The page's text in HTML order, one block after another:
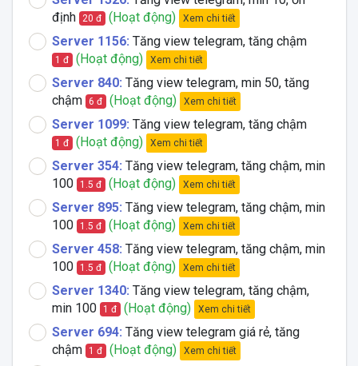
định
20 đ (Hoạt động) Xem chi tiết
Server 1156: Tăng view telegram, tăng chậm
1 đ (Hoạt động) Xem chi tiết
Server 840: Tăng view telegram, min 50, tăng
chậm
6 đ (Hoạt động) Xem chi tiết
Server 1099: Tăng view telegram, tăng chậm
1 đ (Hoạt động) Xem chi tiết
Server 354: Tăng view telegram, tăng chậm, min
100
1.5 đ (Hoạt động) Xem chi tiết
Server 895: Tăng view telegram, tăng chậm, min
100
1.5 đ (Hoạt động) Xem chi tiết
Server 458: Tăng view telegram, tăng chậm, min
100
1.5 đ (Hoạt động) Xem chi tiết
Server 1340: Tăng view telegram, tăng chậm,
min 100
1 đ (Hoạt động) Xem chi tiết
Server 694: Tăng view telegram giá rẻ, tăng
chậm
1 đ (Hoạt động) Xem chi tiết